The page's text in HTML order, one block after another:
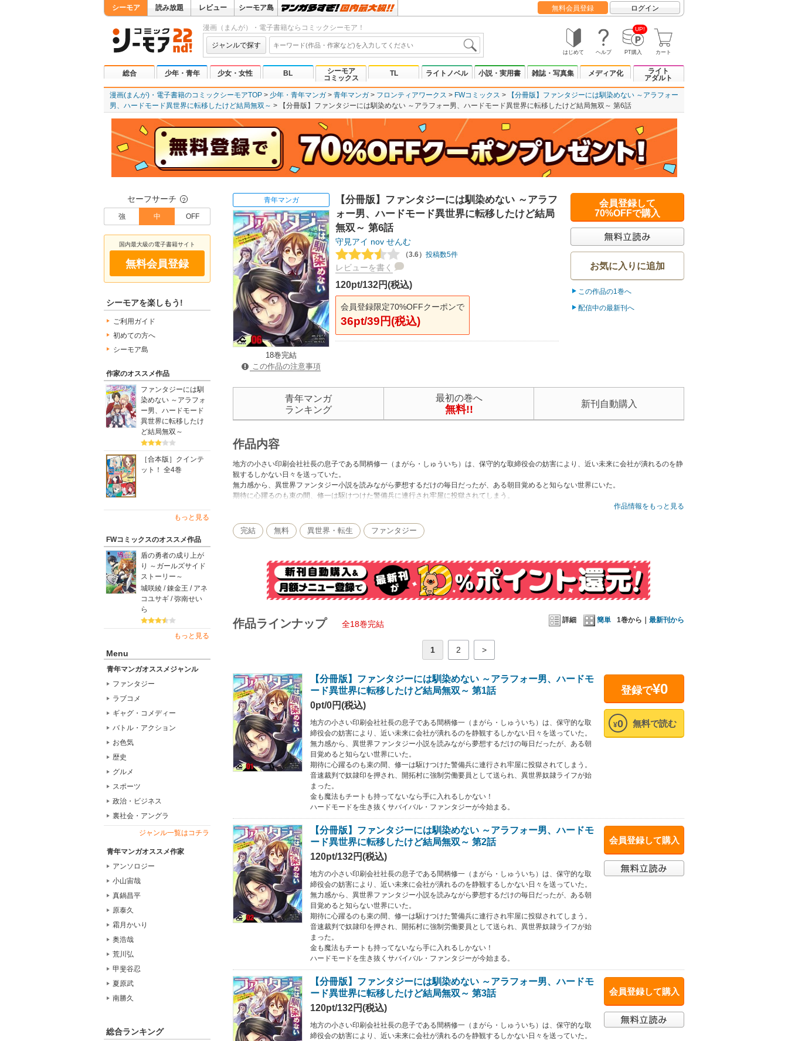
シーモア 読み放題 レビュー シーモア島 無料会員登録 ログイン
漫画（まんが）・電子書籍ならコミックシーモア！
ジャンルで探す
はじめて ヘルプ
UP!
PT購入 カート
総合 少年・青年 少女・女性 BL
シーモア
コミックス
TL ライトノベル 小説・実用書 雑誌・写真集 メディア化
ライト
アダルト
漫画(まんが)・電子書籍のコミックシーモアTOP 少年・青年マンガ 青年マンガ フロンティアワークス FWコミックス
【分冊版】ファンタジーには馴染めない ～アラフォー
男、ハードモード異世界に転移したけど結局無双～
【分冊版】ファンタジーには馴染めない ～アラフォー男、ハードモード異世界に転移したけど結局無双～ 第6話
セーフサーチ ？
強 中 OFF
国内最大級の電子書籍サイト
無料会員登録
シーモアを楽しもう!
ご利用ガイド
初めての方へ
シーモア島
作家のオススメ作品
ファンタジーには馴
染めない ～アラフォ
ー男、ハードモード
異世界に転移したけ
ど結局無双～
［合本版］クインテ
ット！ 全4巻
もっと見る
FWコミックスのオススメ作品
盾の勇者の成り上が
り ～ガールズサイド
ストーリー～
城咲綾 / 錬金王 / アネ
コユサギ / 弥南せい
ら
もっと見る
Menu
青年マンガオススメジャンル
ファンタジー
ラブコメ
ギャグ・コメディー
バトル・アクション
お色気
歴史
グルメ
スポーツ
政治・ビジネス
裏社会・アングラ
ジャンル一覧はコチラ
青年マンガオススメ作家
アンソロジー
小山宙哉
真鍋昌平
原泰久
霜月かいり
奥浩哉
荒川弘
甲斐谷忍
夏原武
南勝久
総合ランキング
青年マンガ
18巻完結
この作品の注意事項
【分冊版】ファンタジーには馴染めない ～アラフ
ォー男、ハードモード異世界に転移したけど結局
無双～ 第6話
守見アイ nov せんむ
（3.6） 投稿数5件
レビューを書く
120pt/132円(税込)
会員登録限定70%OFFクーポンで
36pt/39円(税込)
会員登録して
70%OFFで購入
お気に入りに追加
この作品の1巻へ
配信中の最新刊へ
青年マンガ
ランキング
最初の巻へ
無料!! 新刊自動購入
作品内容
地方の小さい印刷会社社長の息子である間柄修一（まがら・しゅういち）は、保守的な取締役会の妨害により、近い未来に会社が潰れるのを静
観するしかない日々を送っていた。
無力感から、異世界ファンタジー小説を読みながら夢想するだけの毎日だったが、ある朝目覚めると知らない世界にいた。
期待に心躍るのも束の間、修一は駆けつけた警備兵に連行され牢屋に投獄されてしまう。
ハードモードを生き抜くサバイバル・ファンタジーが今始まる。
作品情報をもっと見る
完結 無料 異世界・転生 ファンタジー
詳細 簡単 1巻から｜ 最新刊から
作品ラインナップ 全18巻完結
1 2 >
登録で¥0
無料で読む
¥0
【分冊版】ファンタジーには馴染めない ～アラフォー男、ハードモ
ード異世界に転移したけど結局無双～ 第1話
0pt/0円(税込)
地方の小さい印刷会社社長の息子である間柄修一（まがら・しゅういち）は、保守的な取
締役会の妨害により、近い未来に会社が潰れるのを静観するしかない日々を送っていた。
無力感から、異世界ファンタジー小説を読みながら夢想するだけの毎日だったが、ある朝
目覚めると知らない世界にいた。
期待に心躍るのも束の間、修一は駆けつけた警備兵に連行され牢屋に投獄されてしまう。
音速裁判で奴隷印を押され、開拓村に強制労働要員として送られ、異世界奴隷ライフが始
まった。
金も魔法もチートも持ってないなら手に入れるしかない！
ハードモードを生き抜くサバイバル・ファンタジーが今始まる。
会員登録して購入
【分冊版】ファンタジーには馴染めない ～アラフォー男、ハードモ
ード異世界に転移したけど結局無双～ 第2話
120pt/132円(税込)
地方の小さい印刷会社社長の息子である間柄修一（まがら・しゅういち）は、保守的な取
締役会の妨害により、近い未来に会社が潰れるのを静観するしかない日々を送っていた。
無力感から、異世界ファンタジー小説を読みながら夢想するだけの毎日だったが、ある朝
目覚めると知らない世界にいた。
期待に心躍るのも束の間、修一は駆けつけた警備兵に連行され牢屋に投獄されてしまう。
音速裁判で奴隷印を押され、開拓村に強制労働要員として送られ、異世界奴隷ライフが始
まった。
金も魔法もチートも持ってないなら手に入れるしかない！
ハードモードを生き抜くサバイバル・ファンタジーが今始まる。
会員登録して購入
【分冊版】ファンタジーには馴染めない ～アラフォー男、ハードモ
ード異世界に転移したけど結局無双～ 第3話
120pt/132円(税込)
地方の小さい印刷会社社長の息子である間柄修一（まがら・しゅういち）は、保守的な取
締役会の妨害により、近い未来に会社が潰れるのを静観するしかない日々を送っていた。